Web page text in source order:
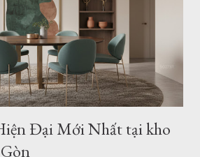
chỉ có tác dụng trang trí mà còn đóng
vực tiếp khách. Một chiếc thảm có
cảm giác cân đối, giúp bộ sofa, bàn
trở thành một tổng ...
Đại Mới Nhất tại kho